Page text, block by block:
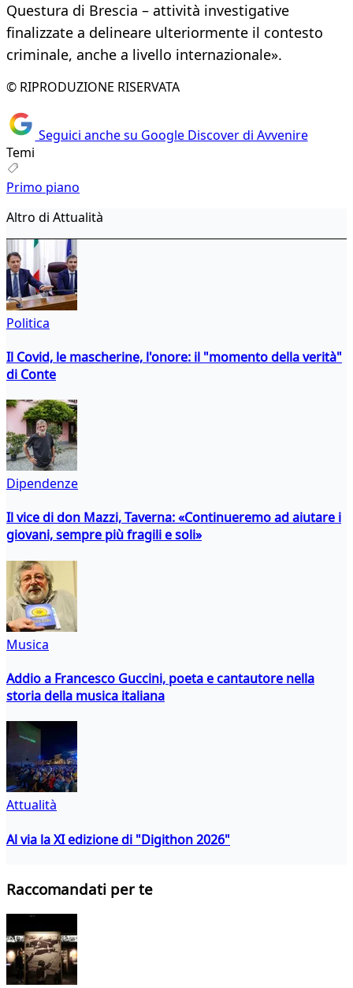
Questura di Brescia – attività investigative
finalizzate a delineare ulteriormente il contesto
criminale, anche a livello internazionale».
© RIPRODUZIONE RISERVATA
Seguici anche su Google Discover di Avvenire
Temi
Primo piano
Altro di Attualità
Politica
Il Covid, le mascherine, l'onore: il "momento della verità"
di Conte
Dipendenze
Il vice di don Mazzi, Taverna: «Continueremo ad aiutare i
giovani, sempre più fragili e soli»
Musica
Addio a Francesco Guccini, poeta e cantautore nella
storia della musica italiana
Attualità
Al via la XI edizione di "Digithon 2026"
Raccomandati per te